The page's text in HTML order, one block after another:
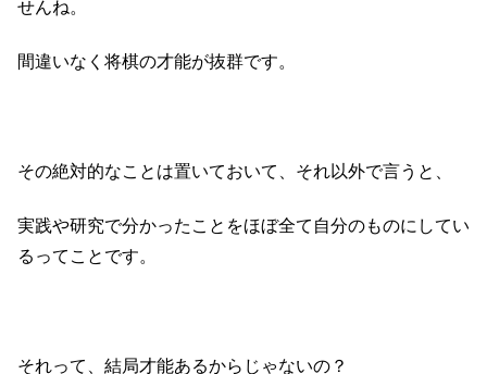
せんね。
間違いなく将棋の才能が抜群です。
その絶対的なことは置いておいて、それ以外で言うと、
実践や研究で分かったことをほぼ全て自分のものにしてい
るってことです。
それって、結局才能あるからじゃないの？